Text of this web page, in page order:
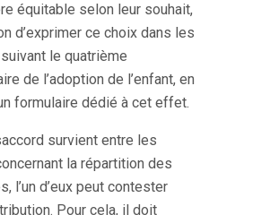
équitable selon leur souhait,
d’exprimer ce choix dans les
le quatrième
de l’adoption de l’enfant, en
formulaire dédié à cet effet.
survient entre les
la répartition des
l’un d’eux peut contester
Pour cela, il doit